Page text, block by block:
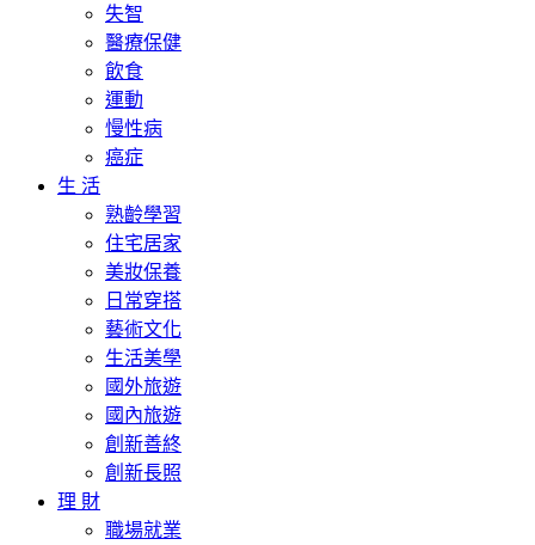
失智
醫療保健
飲食
運動
慢性病
癌症
生 活
熟齡學習
住宅居家
美妝保養
日常穿搭
藝術文化
生活美學
國外旅遊
國內旅遊
創新善終
創新長照
理 財
職場就業